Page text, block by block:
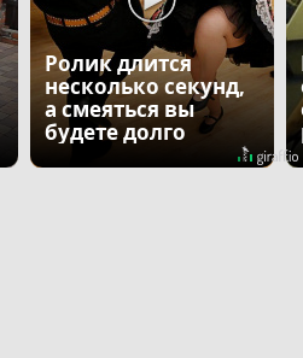
Ролик длится
несколько секунд,
а смеяться вы
будете долго